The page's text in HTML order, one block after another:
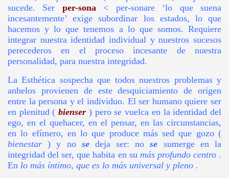
sucede. Ser per-sona
< per-sonare ‘lo que suena
incesantemente’ exige subordinar los estados, lo que
hacemos y lo que tenemos a lo que somos. Requiere
integrar nuestra identidad individual y nuestros sucesos
perecederos en el proceso incesante de nuestra
personalidad, para nuestra integridad.
La Esthética sospecha que todos nuestros problemas y
anhelos provienen de este desquiciamiento de origen
entre la persona y el individuo. El ser humano quiere ser
en plenitud (bienser ) pero se vuelca en la identidad del
ego, en el quehacer, en el pensar, en las circunstancias,
en lo efímero, en lo que produce más sed que gozo (
bienestar) y no se deja ser: nose sumerge en la
integridad del ser, que habita en su más profundo centro .
En lo más íntimo, que es lo más universal y pleno .